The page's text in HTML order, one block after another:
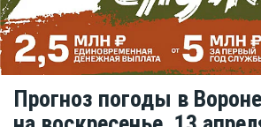
Прогноз погоды в